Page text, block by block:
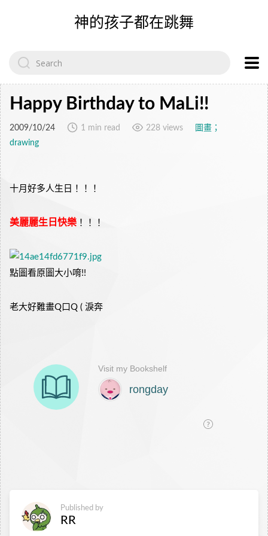
神的孩子都在跳舞
for:
Happy Birthday to MaLi!!
2009/10/24 1 min read 228 views
圖畫；
drawing
十月好多人生日！！！
美麗麗生日快樂 ！！！
點圖看原圖大小唷!!
老大好難畫Q口Q ( 淚奔
Published by
RR